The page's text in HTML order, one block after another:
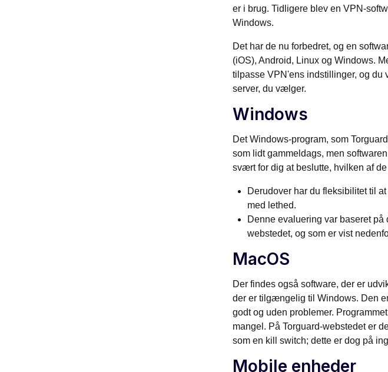
er i brug. Tidligere blev en VPN-
Windows.
Det har de nu forbedret, og en
(iOS), Android, Linux og Windows.
tilpasse VPN'ens indstillinger, og du
server, du vælger.
Windows
Det Windows-program, som
som lidt gammeldags, men
svært for dig at beslutte, hvilken af
Derudover har du fleksibilitet til
med lethed.
Denne evaluering var baseret
webstedet, og som er vist
MacOS
Der findes også software, der er
der er tilgængelig til Windows. Den
godt og uden problemer.
mangel. På Torguard-webstedet er
som en kill switch; dette er dog på
Mobile enheder